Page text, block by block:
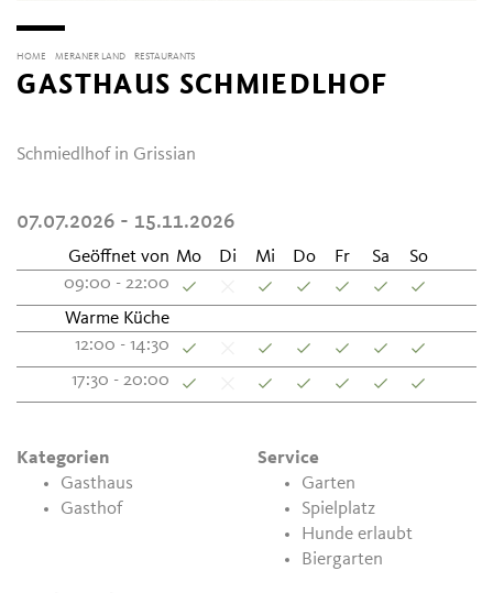
HOME MERANER LAND RESTAURANTS
GASTHAUS SCHMIEDLHOF
Schmiedlhof in Grissian
07.07.2026 - 15.11.2026
Geöffnet von Mo Di Mi Do Fr Sa
So
09:00 - 22:00
Warme Küche
12:00 - 14:30
17:30 - 20:00
Kategorien
Gasthaus
Gasthof
Service
Garten
Spielplatz
Hunde erlaubt
Biergarten